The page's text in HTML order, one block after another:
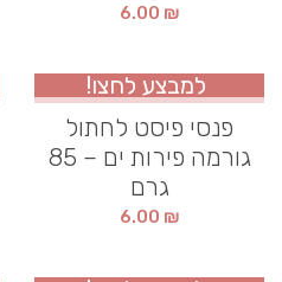
6.00 ₪
למבצע לחצו!
פנסי פיסט לחתול
גורמה פירות ים – 85
גרם
6.00 ₪